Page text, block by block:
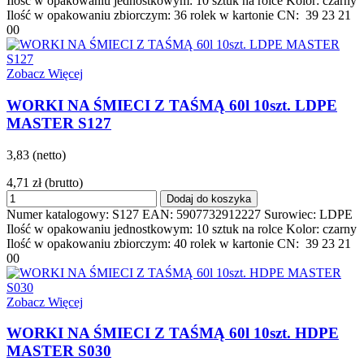
Ilość w opakowaniu zbiorczym: 36 rolek w kartonie CN: 39 23 21
00
Zobacz Więcej
WORKI NA ŚMIECI Z TAŚMĄ 60l 10szt. LDPE
MASTER S127
3,83 (netto)
4,71 zł (brutto)
Dodaj do koszyka
Numer katalogowy: S127 EAN: 5907732912227 Surowiec: LDPE
Ilość w opakowaniu jednostkowym: 10 sztuk na rolce Kolor: czarny
Ilość w opakowaniu zbiorczym: 40 rolek w kartonie CN: 39 23 21
00
Zobacz Więcej
WORKI NA ŚMIECI Z TAŚMĄ 60l 10szt. HDPE
MASTER S030